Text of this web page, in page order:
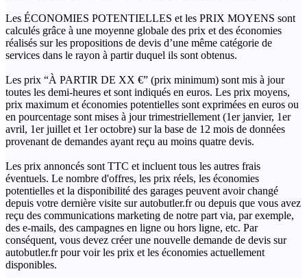
Les ÉCONOMIES POTENTIELLES et les PRIX MOYENS sont
calculés grâce à une moyenne globale des prix et des économies
réalisés sur les propositions de devis d’une même catégorie de
services dans le rayon à partir duquel ils sont obtenus.
Les prix “À PARTIR DE XX €” (prix minimum) sont mis à jour
toutes les demi-heures et sont indiqués en euros. Les prix moyens,
prix maximum et économies potentielles sont exprimées en euros ou
en pourcentage sont mises à jour trimestriellement (1er janvier, 1er
avril, 1er juillet et 1er octobre) sur la base de 12 mois de données
provenant de demandes ayant reçu au moins quatre devis.
Les prix annoncés sont TTC et incluent tous les autres frais
éventuels. Le nombre d'offres, les prix réels, les économies
potentielles et la disponibilité des garages peuvent avoir changé
depuis votre dernière visite sur autobutler.fr ou depuis que vous avez
reçu des communications marketing de notre part via, par exemple,
des e-mails, des campagnes en ligne ou hors ligne, etc. Par
conséquent, vous devez créer une nouvelle demande de devis sur
autobutler.fr pour voir les prix et les économies actuellement
disponibles.